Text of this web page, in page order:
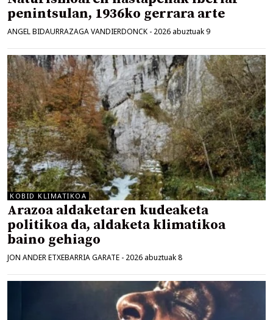
penintsulan, 1936ko gerrara arte
ANGEL BIDAURRAZAGA VANDIERDONCK - 2026 abuztuak 9
KOBID KLIMATIKOA
Arazoa aldaketaren kudeaketa
politikoa da, aldaketa klimatikoa
baino gehiago
JON ANDER ETXEBARRIA GARATE - 2026 abuztuak 8